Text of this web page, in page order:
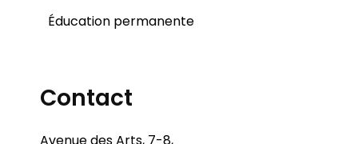
Éducation permanente
Contact
Avenue des Arts, 7-8,